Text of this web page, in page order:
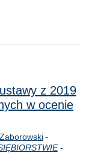
z 2019
w ocenie
-
-Year